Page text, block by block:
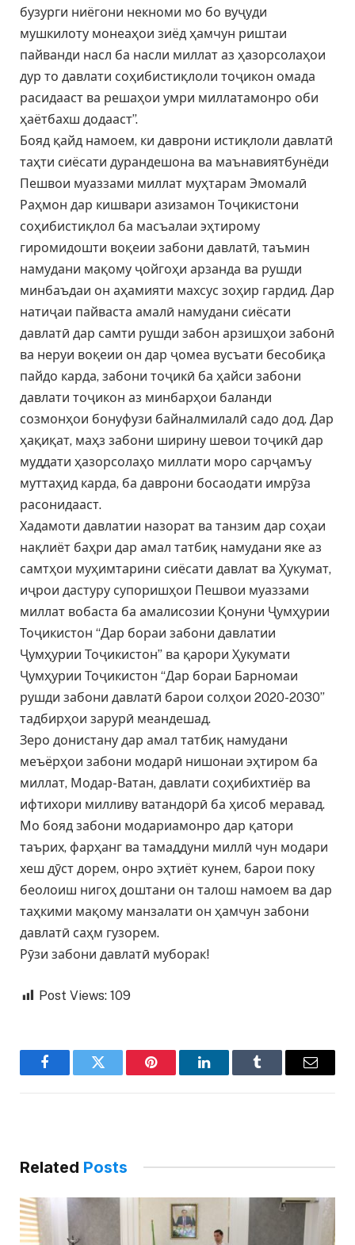
бузурги ниёгони некноми мо бо вуҷуди
мушкилоту монеаҳои зиёд ҳамчун риштаи
пайванди насл ба насли миллат аз ҳазорсолаҳои
дур то давлати соҳибистиқлоли тоҷикон омада
расидааст ва решаҳои умри миллатамонро оби
ҳаётбахш додааст”.
Бояд қайд намоем, ки даврони истиқлоли давлатӣ
таҳти сиёсати дурандешона ва маънавиятбунёди
Пешвои муаззами миллат муҳтарам Эмомалӣ
Раҳмон дар кишвари азизамон Тоҷикистони
соҳибистиқлол ба масъалаи эҳтирому
гиромидошти воқеии забони давлатӣ, таъмин
намудани мақому ҷойгоҳи арзанда ва рушди
минбаъдаи он аҳамияти махсус зоҳир гардид. Дар
натиҷаи пайваста амалӣ намудани сиёсати
давлатӣ дар самти рушди забон арзишҳои забонӣ
ва неруи воқеии он дар ҷомеа вусъати бесобиқа
пайдо карда, забони тоҷикӣ ба ҳайси забони
давлати тоҷикон аз минбарҳои баланди
созмонҳои бонуфузи байналмилалӣ садо дод. Дар
ҳақиқат, маҳз забони ширину шевои тоҷикӣ дар
муддати ҳазорсолаҳо миллати моро сарҷамъу
муттаҳид карда, ба даврони босаодати имрӯза
расонидааст.
Хадамоти давлатии назорат ва танзим дар соҳаи
нақлиёт баҳри дар амал татбиқ намудани яке аз
самтҳои муҳимтарини сиёсати давлат ва Ҳукумат,
иҷрои дастуру супоришҳои Пешвои муаззами
миллат вобаста ба амалисозии Қонуни Ҷумҳурии
Тоҷикистон “Дар бораи забони давлатии
Ҷумҳурии Тоҷикистон” ва қарори Ҳукумати
Ҷумҳурии Тоҷикистон “Дар бораи Барномаи
рушди забони давлатӣ барои солҳои 2020-2030”
тадбирҳои зарурӣ меандешад.
Зеро донистану дар амал татбиқ намудани
меъёрҳои забони модарӣ нишонаи эҳтиром ба
миллат, Модар-Ватан, давлати соҳибихтиёр ва
ифтихори милливу ватандорӣ ба ҳисоб меравад.
Мо бояд забони модариамонро дар қатори
таърих, фарҳанг ва тамаддуни миллӣ чун модари
хеш дӯст дорем, онро эҳтиёт кунем, барои поку
беолоиш нигоҳ доштани он талош намоем ва дар
таҳкими мақому манзалати он ҳамчун забони
давлатӣ саҳм гузорем.
Рӯзи забони давлатӣ муборак!
Post Views: 109
FacebookTwitter Pinterest LinkedInTumblr Email
Related Posts